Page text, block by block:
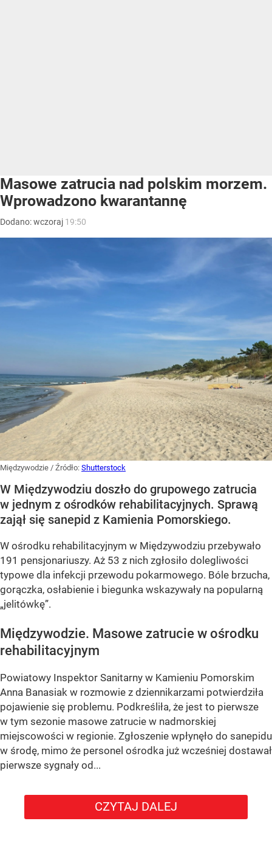
Masowe zatrucia nad polskim morzem.
Wprowadzono kwarantannę
Dodano:wczoraj 19:50
Międzywodzie / Źródło: Shutterstock
W Międzywodziu doszło do grupowego zatrucia
w jednym z ośrodków rehabilitacyjnych. Sprawą
zajął się sanepid z Kamienia Pomorskiego.
W ośrodku rehabilitacyjnym w Międzywodziu przebywało
191 pensjonariuszy. Aż 53 z nich zgłosiło dolegliwości
typowe dla infekcji przewodu pokarmowego. Bóle brzucha,
gorączka, osłabienie i biegunka wskazywały na popularną
„jelitówkę”.
Międzywodzie. Masowe zatrucie w ośrodku
rehabilitacyjnym
Powiatowy Inspektor Sanitarny w Kamieniu Pomorskim
Anna Banasiak w rozmowie z dziennikarzami potwierdziła
pojawienie się problemu. Podkreśliła, że jest to pierwsze
w tym sezonie masowe zatrucie w nadmorskiej
miejscowości w regionie. Zgłoszenie wpłynęło do sanepidu
w środę, mimo że personel ośrodka już wcześniej dostawał
pierwsze sygnały od...
CZYTAJ DALEJ